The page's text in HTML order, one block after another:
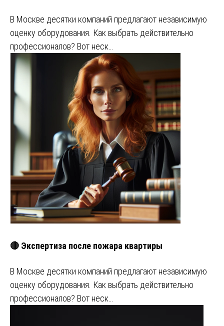
В Москве десятки компаний предлагают независимую
оценку оборудования. Как выбрать действительно
профессионалов? Вот неск…
🔴 Экспертиза после пожара квартиры
В Москве десятки компаний предлагают независимую
оценку оборудования. Как выбрать действительно
профессионалов? Вот неск…